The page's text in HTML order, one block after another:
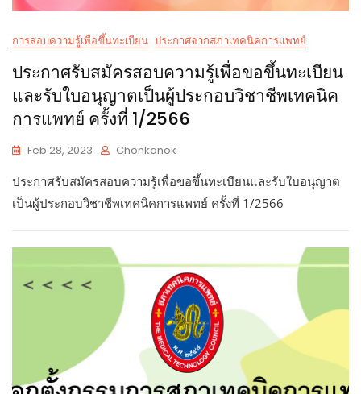
การสอบความรู้เพื่อขึ้นทะเบียน ประกาศจากสภาเทคนิคการแพทย์
ประกาศรับสมัครสอบความรู้เพื่อขอขึ้นทะเบียน
และรับใบอนุญาตเป็นผู้ประกอบวิชาชีพเทคนิค
การแพทย์ ครั้งที่ 1/2566
Feb 28, 2023 Chonkanok
ประกาศรับสมัครสอบความรู้เพื่อขอขึ้นทะเบียนและรับใบอนุญาต
เป็นผู้ประกอบวิชาชีพเทคนิคการแพทย์ ครั้งที่ 1/2566